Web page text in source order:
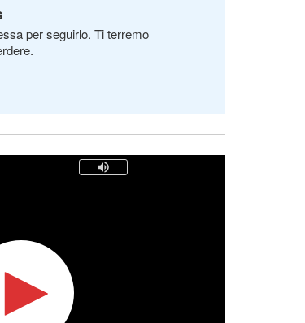
per seguirlo. Ti terremo